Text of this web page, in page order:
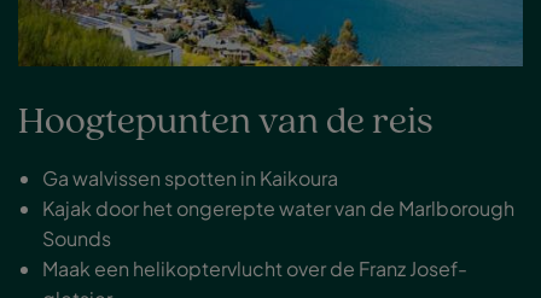
Hoogtepunten van de reis
Ga walvissen spotten in Kaikoura
Kajak door het ongerepte water van de Marlborough
Sounds
Maak een helikoptervlucht over de Franz Josef-